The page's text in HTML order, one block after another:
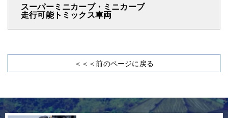
スーパーミニカーブ・ミニカーブ
走行可能トミックス車両
＜＜＜前のページに戻る